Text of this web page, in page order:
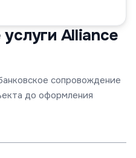
Alliance
сопровождение
до оформления